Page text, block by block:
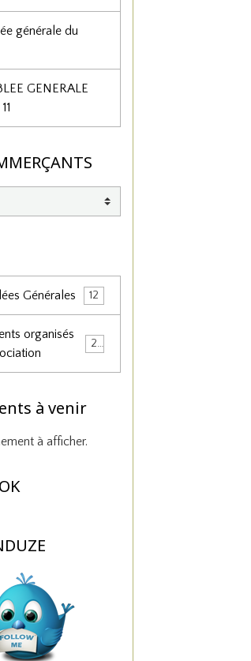
générale du
GENERALE
Générales 12
organisés
25
à venir
à afficher.